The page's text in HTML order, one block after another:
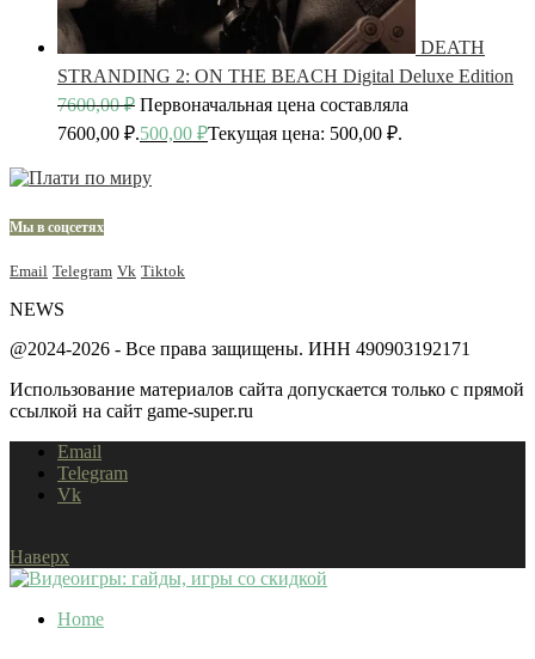
DEATH
STRANDING 2: ON THE BEACH Digital Deluxe Edition
7600,00₽ Первоначальная цена составляла
7600,00 ₽.500,00 ₽Текущая цена: 500,00 ₽.
Мы в соцсетях
Email Telegram Vk Tiktok
NEWS
@2024-2026 - Все права защищены. ИНН 490903192171
Использование материалов сайта допускается только с прямой
ссылкой на сайт game-super.ru
Email
Telegram
Vk
Наверх
Home